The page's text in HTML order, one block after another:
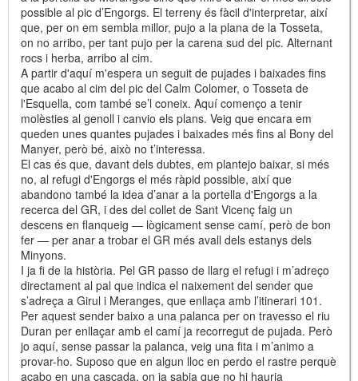
possible al pic d’Engorgs. El terreny és fàcil d'interpretar, així
que, per on em sembla millor, pujo a la plana de la Tosseta,
on no arribo, per tant pujo per la carena sud del pic. Alternant
rocs i herba, arribo al cim.
A partir d'aquí m'espera un seguit de pujades i baixades fins
que acabo al cim del pic del Calm Colomer, o Tosseta de
l'Esquella, com també se’l coneix. Aquí començo a tenir
molèsties al genoll i canvio els plans. Veig que encara em
queden unes quantes pujades i baixades més fins al Bony del
Manyer, però bé, això no t’interessa.
El cas és que, davant dels dubtes, em plantejo baixar, si més
no, al refugi d'Engorgs el més ràpid possible, així que
abandono també la idea d’anar a la portella d'Engorgs a la
recerca del GR, i des del collet de Sant Vicenç faig un
descens en flanqueig — lògicament sense camí, però de bon
fer — per anar a trobar el GR més avall dels estanys dels
Minyons.
I ja fi de la història. Pel GR passo de llarg el refugi i m’adreço
directament al pal que indica el naixement del sender que
s’adreça a Girul i Meranges, que enllaça amb l’itinerari 101.
Per aquest sender baixo a una palanca per on travesso el riu
Duran per enllaçar amb el camí ja recorregut de pujada. Però
jo aquí, sense passar la palanca, veig una fita i m’animo a
provar-ho. Suposo que en algun lloc en perdo el rastre perquè
acabo en una cascada, on ja sabia que no hi hauria